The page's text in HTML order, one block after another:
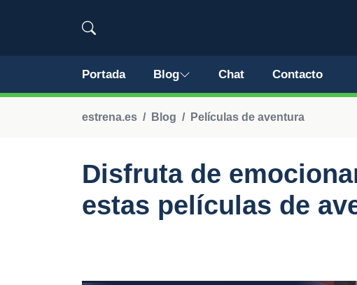
Portada Blog Chat Contacto
estrena.es Blog Películas de aventura
Disfruta de
estas películas de